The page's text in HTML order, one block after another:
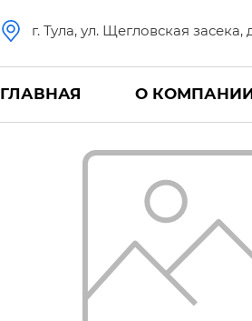
г. Тула, ул. Щегловская засека,
ГЛАВНАЯ О